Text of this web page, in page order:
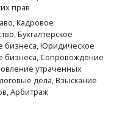
прав
Кадровое
Бухгалтерское
бизнеса, Юридическое
бизнеса, Сопровождение
утраченных
дела, Взыскание
Арбитраж